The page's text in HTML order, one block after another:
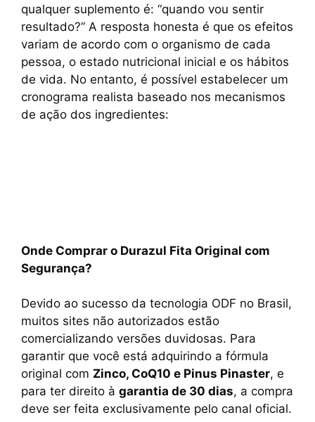
qualquer suplemento é: “quando vou sentir
resultado?” A resposta honesta é que os efeitos
variam de acordo com o organismo de cada
pessoa, o estado nutricional inicial e os hábitos
de vida. No entanto, é possível estabelecer um
cronograma realista baseado nos mecanismos
de ação dos ingredientes:
Onde Comprar o Durazul Fita Original com
Segurança?
Devido ao sucesso da tecnologia ODF no Brasil,
muitos sites não autorizados estão
comercializando versões duvidosas. Para
garantir que você está adquirindo a fórmula
original com Zinco, CoQ10 e Pinus Pinaster, e
para ter direito à garantia de 30 dias, a compra
deve ser feita exclusivamente pelo canal oficial.